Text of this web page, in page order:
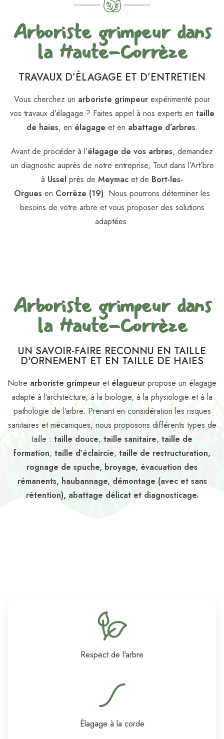
Arboriste grimpeur dans
la Haute-Corrèze
TRAVAUX D’ÉLAGAGE ET D’ENTRETIEN
Vous cherchez un arboriste grimpeur expérimenté pour
vos travaux d’élagage ? Faites appel à nos experts en taille
de haies, en élagage et en abattage d’arbres.
Avant de procéder à l’élagage de vos arbres, demandez
un diagnostic auprès de notre entreprise, Tout dans l’Art’bre
à Ussel près de Meymac et de Bort-les-
Orgues en Corrèze (19). Nous pourrons déterminer les
besoins de votre arbre et vous proposer des solutions
adaptées.
Arboriste grimpeur dans
la Haute-Corrèze
UN SAVOIR-FAIRE RECONNU EN TAILLE
D'ORNEMENT ET EN TAILLE DE HAIES
Notre arboriste grimpeur et élagueur propose un élagage
adapté à l’architecture, à la biologie, à la physiologie et à la
pathologie de l’arbre. Prenant en considération les risques
sanitaires et mécaniques, nous proposons différents types de
taille : taille douce, taille sanitaire, taille de
formation, taille d’éclaircie, taille de restructuration,
rognage de spuche, broyage, évacuation des
rémanents, haubannage, démontage (avec et sans
rétention), abattage délicat et diagnosticage.
Respect de l'arbre
Élagage à la corde